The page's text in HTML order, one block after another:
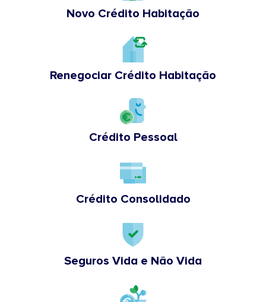
Novo Crédito Habitação
Renegociar Crédito Habitação
Crédito Pessoal
Crédito Consolidado
Seguros Vida e Não Vida